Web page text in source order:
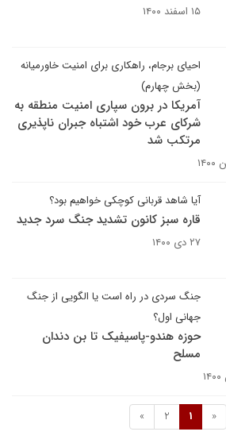
۱۵ اسفند ۱۴۰۰
احیای برجام، راهکاری برای امنیت خاورمیانه
(بخش چهارم)
آمریکا در برون سپاری امنیت منطقه به
شرکای عرب خود اشتباه جبران ناپذیری
مرتکب شد
آیا شاهد قربانی کوچکی خواهیم بود؟
قاره سبز کانون تشدید جنگ سرد جدید
۲۷ دی ۱۴۰۰
جنگ سردی در راه است یا الگویی از جنگ
جهانی اول؟
حوزه هندو-پاسیفیک تا بن دندان
مسلح
«
1
2
»